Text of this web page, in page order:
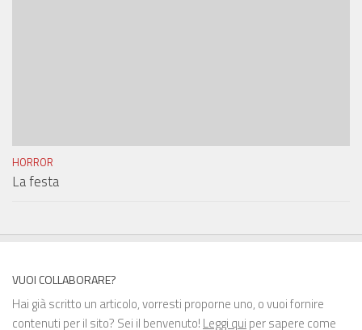
HORROR
La festa
VUOI COLLABORARE?
Hai già scritto un articolo, vorresti proporne uno, o vuoi fornire
contenuti per il sito? Sei il benvenuto! Leggi qui per sapere come